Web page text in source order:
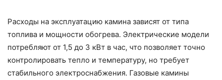
Расходы на эксплуатацию камина зависят от типа
топлива и мощности обогрева. Электрические модели
потребляют от 1,5 до 3 кВт в час, что позволяет точно
контролировать тепло и температуру, но требует
стабильного электроснабжения. Газовые камины